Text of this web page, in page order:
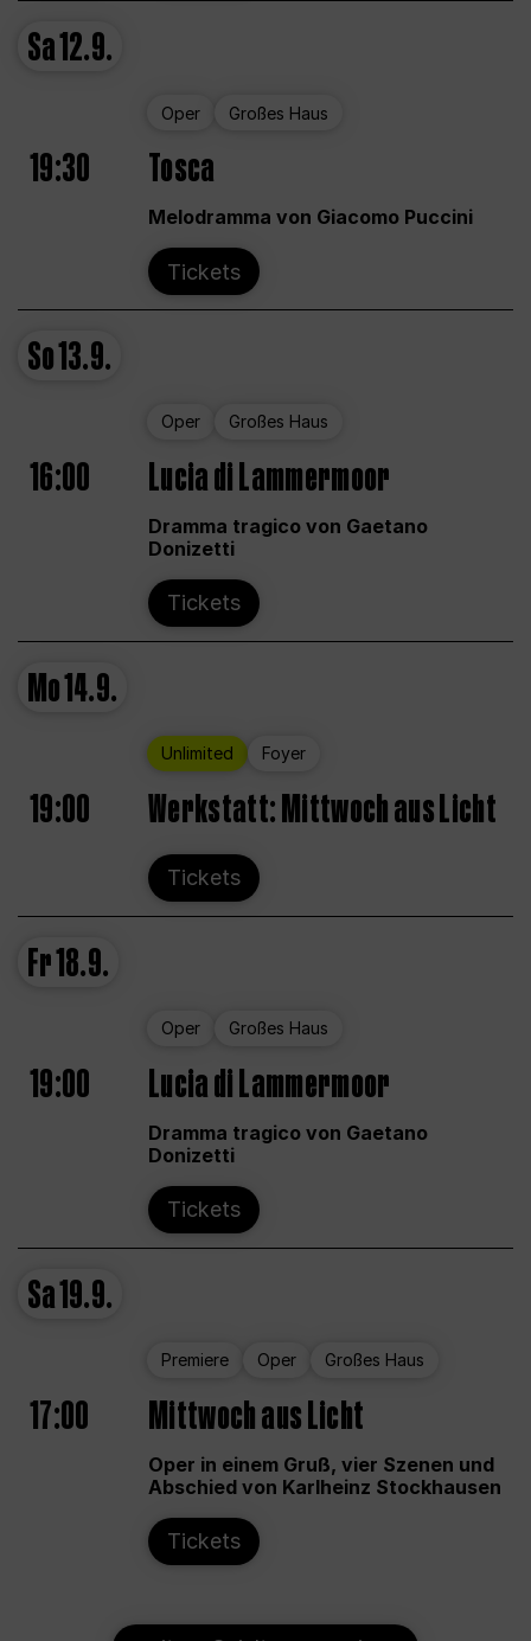
Sa12.9.
Oper Großes Haus
19:30 Tosca
Melodramma von Giacomo Puccini
Tickets
So13.9.
Oper Großes Haus
16:00 Lucia di Lammermoor
Dramma tragico von Gaetano
Donizetti
Tickets
Mo14.9.
Unlimited Foyer
19:00 Werkstatt: Mittwoch aus Licht
Tickets
Fr18.9.
Oper Großes Haus
19:00 Lucia di Lammermoor
Dramma tragico von Gaetano
Donizetti
Tickets
Sa19.9.
Premiere Oper Großes Haus
17:00 Mittwoch aus Licht
Oper in einem Gruß, vier Szenen und
Abschied von Karlheinz Stockhausen
Tickets